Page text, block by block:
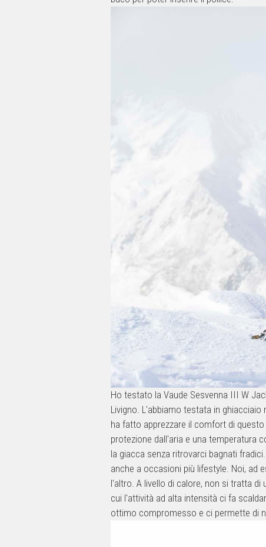
Ho testato la Vaude Sesvenna III W
Livigno. L'abbiamo testata in
ha fatto apprezzare il comfort di
protezione dall'aria e una temperatura
la giacca senza ritrovarci bagnati
anche a occasioni più lifestyle. Noi, ad
l'altro. A livello di calore, non si tratta
cui l'attività ad alta intensità ci fa
ottimo compromesso e ci permette di